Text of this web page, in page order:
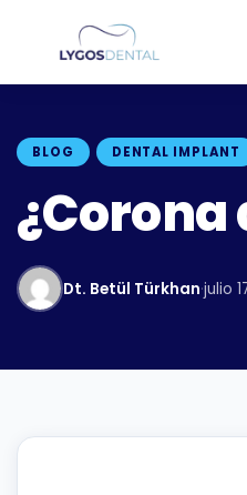
BLOG DENTAL IMPLANT
¿Corona
Dt. Betül Türkhan·julio